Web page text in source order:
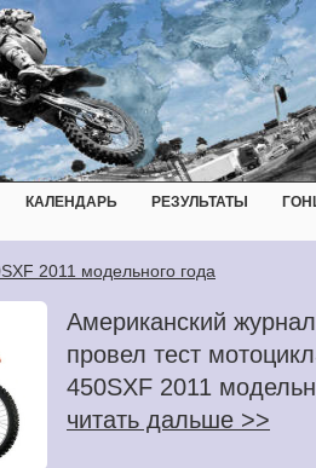
КАЛЕНДАРЬ РЕЗУЛЬТАТЫ
2011 модельного года
Американский
провел тест
450SXF 2011
читать дальше >>